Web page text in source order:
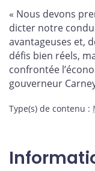
« Nous devons
dicter notre
avantageuses et,
défis bien réels,
confrontée
gouverneur
Type(s) de contenu :